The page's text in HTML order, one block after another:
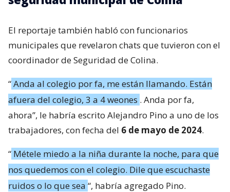
El reportaje también habló con funcionarios
municipales que revelaron chats que tuvieron con el
coordinador de Seguridad de Colina.
“Anda al colegio por fa, me están llamando. Están
afuera del colegio, 3 a 4 weones . Anda por fa,
ahora”, le habría escrito Alejandro Pino a uno de los
trabajadores, con fecha del 6 de mayo de 2024.
“ Métele miedo a la niña durante la noche, para que
nos quedemos con el colegio. Dile que escuchaste
ruidos o lo que sea “, habría agregado Pino.